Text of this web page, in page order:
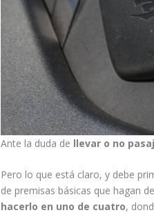
Ante la duda de llevar o no
Pero lo que está claro, y debe
de premisas básicas que hagan
hacerlo en uno de cuatro,